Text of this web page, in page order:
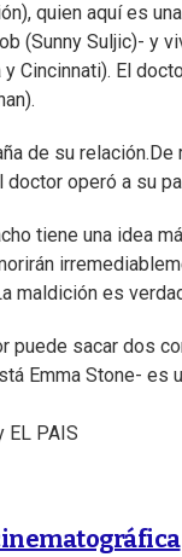
quien aquí es
(Sunny Suljic)- y
Cincinnati). El
de su
operó a su
tiene una idea
maldición es
sacar dos
Emma Stone- es
EL PAIS